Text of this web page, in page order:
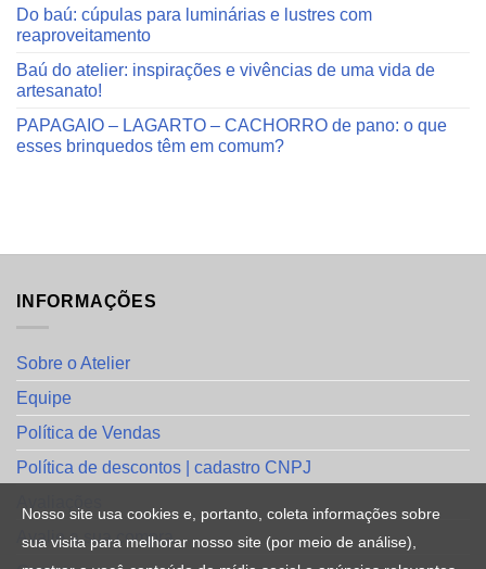
Do baú: cúpulas para luminárias e lustres com
reaproveitamento
Baú do atelier: inspirações e vivências de uma vida de
artesanato!
PAPAGAIO – LAGARTO – CACHORRO de pano: o que
esses brinquedos têm em comum?
INFORMAÇÕES
Sobre o Atelier
Equipe
Política de Vendas
Política de descontos | cadastro CNPJ
Avalie a sua compra
Nosso site usa cookies e, portanto, coleta informações sobre
sua visita para melhorar nosso site (por meio de análise),